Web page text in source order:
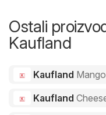
Ostali
Kaufland
Kaufland Mango
Kaufland